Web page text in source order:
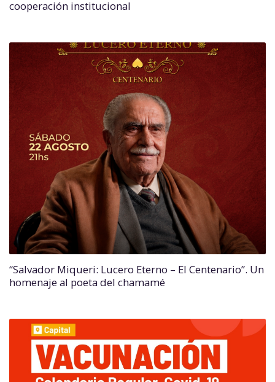
cooperación institucional
“Salvador Miqueri: Lucero Eterno – El Centenario”. Un
homenaje al poeta del chamamé